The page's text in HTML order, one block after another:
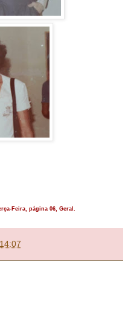
Feira, página 06, Geral.
14:07